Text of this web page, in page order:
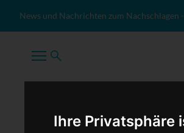
Ihre Privatsphäre
News und Nachrichten zum Nachschlagen -